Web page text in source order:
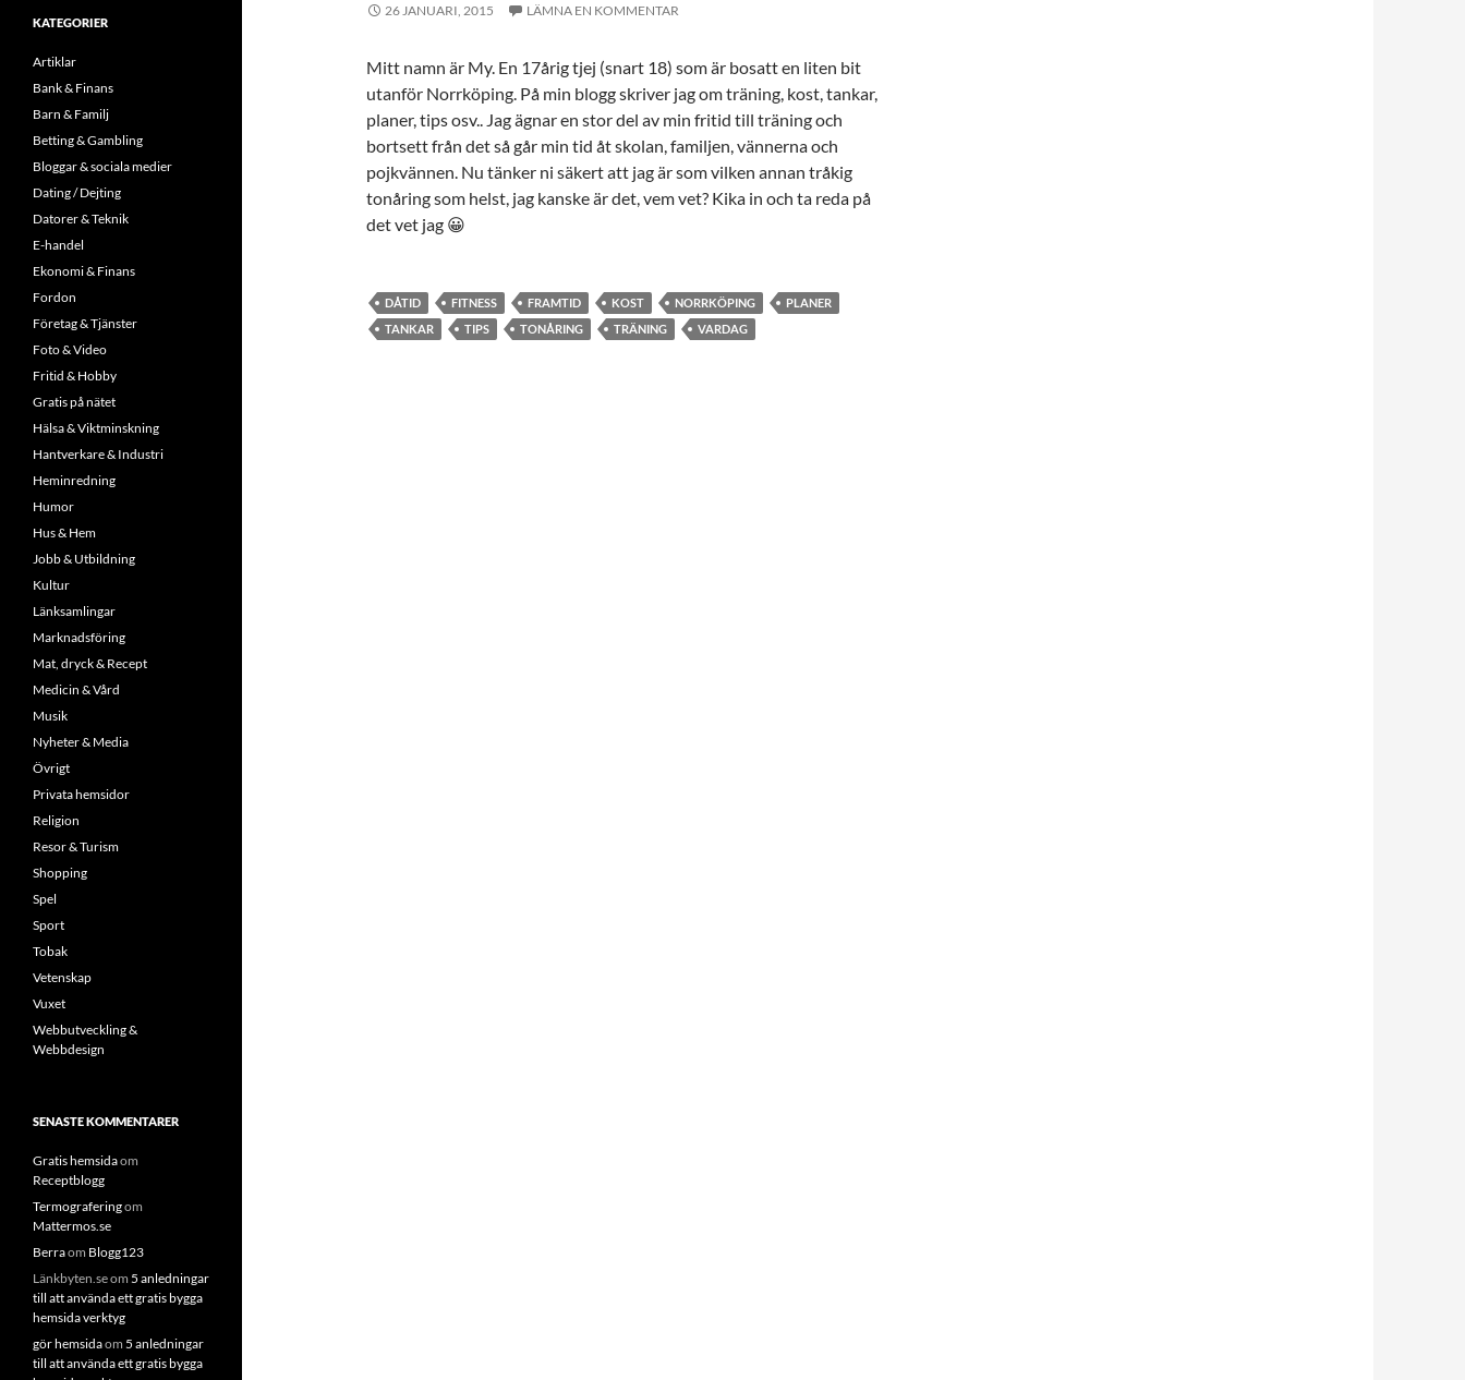
26 JANUARI, 2015 LÄMNA EN KOMMENTAR
Mitt namn är My. En 17årig tjej (snart 18) som är bosatt en liten bit
utanför Norrköping. På min blogg skriver jag om träning, kost, tankar,
planer, tips osv.. Jag ägnar en stor del av min fritid till träning och
bortsett från det så går min tid åt skolan, familjen, vännerna och
pojkvännen. Nu tänker ni säkert att jag är som vilken annan tråkig
tonåring som helst, jag kanske är det, vem vet? Kika in och ta reda på
det vet jag 😀
DÅTID FITNESS FRAMTID KOST NORRKÖPING
PLANER
TANKAR
TIPS TONÅRING TRÄNING VARDAG
KATEGORIER
Artiklar
Bank & Finans
Barn & Familj
Betting & Gambling
Bloggar & sociala medier
Dating / Dejting
Datorer & Teknik
E-handel
Ekonomi & Finans
Fordon
Företag & Tjänster
Foto & Video
Fritid & Hobby
Gratis på nätet
Hälsa & Viktminskning
Hantverkare & Industri
Heminredning
Humor
Hus & Hem
Jobb & Utbildning
Kultur
Länksamlingar
Marknadsföring
Mat, dryck & Recept
Medicin & Vård
Musik
Nyheter & Media
Övrigt
Privata hemsidor
Religion
Resor & Turism
Shopping
Spel
Sport
Tobak
Vetenskap
Vuxet
Webbutveckling &
Webbdesign
SENASTE KOMMENTARER
Gratis hemsidaom
Receptblogg
Termograferingom
Mattermos.se
Berraom Blogg123
Länkbyten.seom 5 anledningar
till att använda ett gratis bygga
hemsida verktyg
gör hemsidaom 5 anledningar
till att använda ett gratis bygga